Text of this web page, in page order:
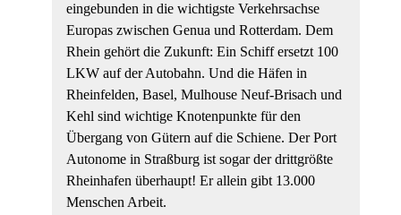
eingebunden in die wichtigste Verkehrsachse
Europas zwischen Genua und Rotterdam. Dem
Rhein gehört die Zukunft: Ein Schiff ersetzt 100
LKW auf der Autobahn. Und die Häfen in
Rheinfelden, Basel, Mulhouse Neuf-Brisach und
Kehl sind wichtige Knotenpunkte für den
Übergang von Gütern auf die Schiene. Der Port
Autonome in Straßburg ist sogar der drittgrößte
Rheinhafen überhaupt! Er allein gibt 13.000
Menschen Arbeit.